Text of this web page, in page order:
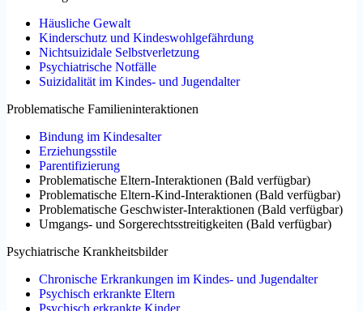
Häusliche Gewalt
Kinderschutz und Kindeswohlgefährdung
Nichtsuizidale Selbstverletzung
Psychiatrische Notfälle
Suizidalität im Kindes- und Jugendalter
Problematische Familieninteraktionen
Bindung im Kindesalter
Erziehungsstile
Parentifizierung
Problematische Eltern-Interaktionen (Bald verfügbar)
Problematische Eltern-Kind-Interaktionen (Bald verfügbar)
Problematische Geschwister-Interaktionen (Bald verfügbar)
Umgangs- und Sorgerechtsstreitigkeiten (Bald verfügbar)
Psychiatrische Krankheitsbilder
Chronische Erkrankungen im Kindes- und Jugendalter
Psychisch erkrankte Eltern
Psychisch erkrankte Kinder